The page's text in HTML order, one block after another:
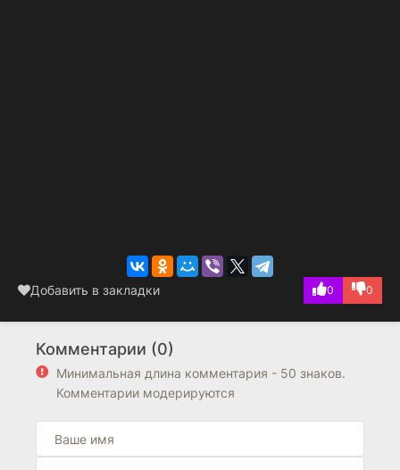
Добавить в закладки 0 0
Комментарии (0)
Минимальная длина комментария - 50 знаков.
Комментарии модерируются